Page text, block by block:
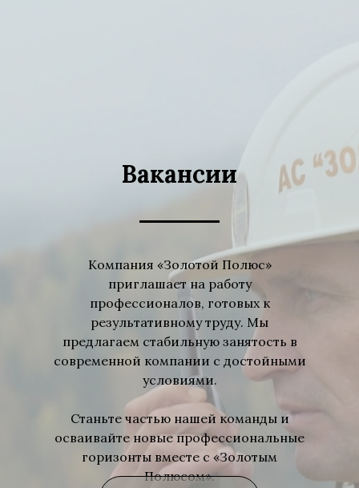
Вакансии
Компания «Золотой Полюс»
приглашает на работу
профессионалов, готовых к
результативному труду. Мы
предлагаем стабильную занятость в
современной компании с достойными
условиями.
Станьте частью нашей команды и
осваивайте новые профессиональные
горизонты вместе с «Золотым
Полюсом».